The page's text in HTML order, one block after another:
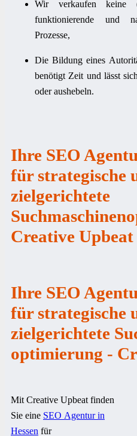
Wir verkaufen keine
funktionierende und
Prozesse,
Die Bildung eines
benötigt Zeit und lässt
oder aushebeln.
Ihre SEO
für strategische
zielgerichtete
Creative Upbeat
Ihre SEO
für strategische
zielgerichtete
optimierung -
Mit Creative Upbeat finden
Sie eine SEO Agentur in
Hessen für